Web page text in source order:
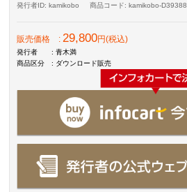
発行者ID: kamikobo 商品コード: kamikobo-D39388
販売価格 :29,800円(税込)
発行者
: 青木満
商品区分
: ダウンロード販売